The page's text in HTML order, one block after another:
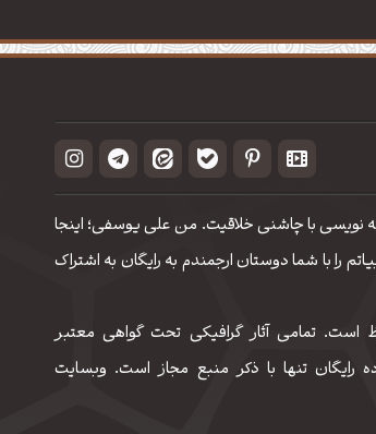
نویسی با چاشنی خلاقیت. من علی یوسفی؛ اینجا
را با شما دوستان ارجمندم به رایگان به اشتراک
تمامی آثار گرافیکی تحت گواهی معتبر
رایگان تنها با ذکر منبع مجاز است. وبسایت